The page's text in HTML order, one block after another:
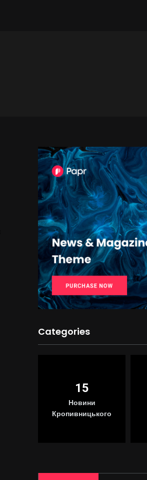
Categories
15
Новини
Кропивницького